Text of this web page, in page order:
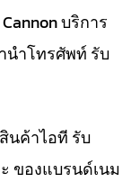
บริการ
นำโทรศัพท์ รับ
นค้าไอที รับ
ของแบรนด์เนม